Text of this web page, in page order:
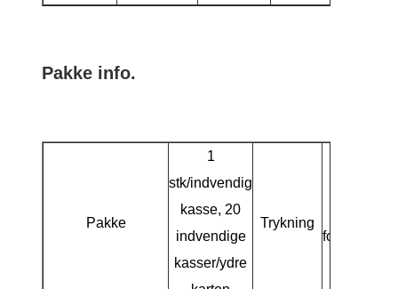
Pakke info.
Pakke
1
stk/indvendig
kasse, 20
indvendige
kasser/ydre
Trykning